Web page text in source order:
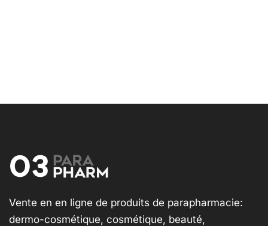
Vente en en ligne de produits de parapharmacie:
dermo-cosmétique, cosmétique, beauté,